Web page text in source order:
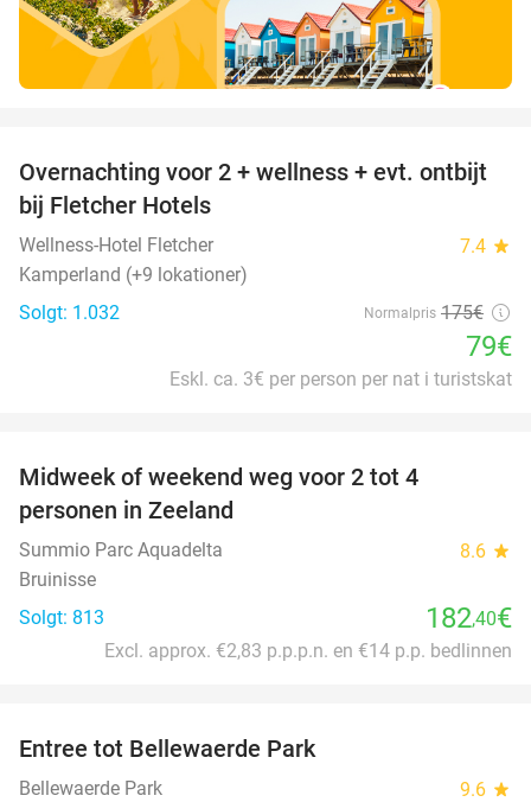
55%
Overnachting voor 2 + wellness + evt. ontbijt
bij Fletcher Hotels
Wellness-Hotel Fletcher 7.4 star
Kamperland (+9 lokationer)
Solgt: 1.032
Normalpris 175€
79€
Eskl. ca. 3€ per person per nat i turistskat
Midweek of weekend weg voor 2 tot 4
personen in Zeeland
Summio Parc Aquadelta 8.6 star
Bruinisse
Solgt: 813
182,40€
Excl. approx. €2,83 p.p.p.n. en €14 p.p. bedlinnen
Entree tot Bellewaerde Park
Bellewaerde Park 9.6 star